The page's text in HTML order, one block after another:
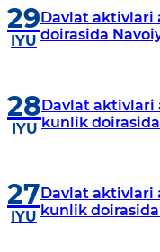
29
IYU
Davlat aktivlari
doirasida
28
IYU
Davlat aktivlari
kunlik
27
IYU
Davlat aktivlari
kunlik